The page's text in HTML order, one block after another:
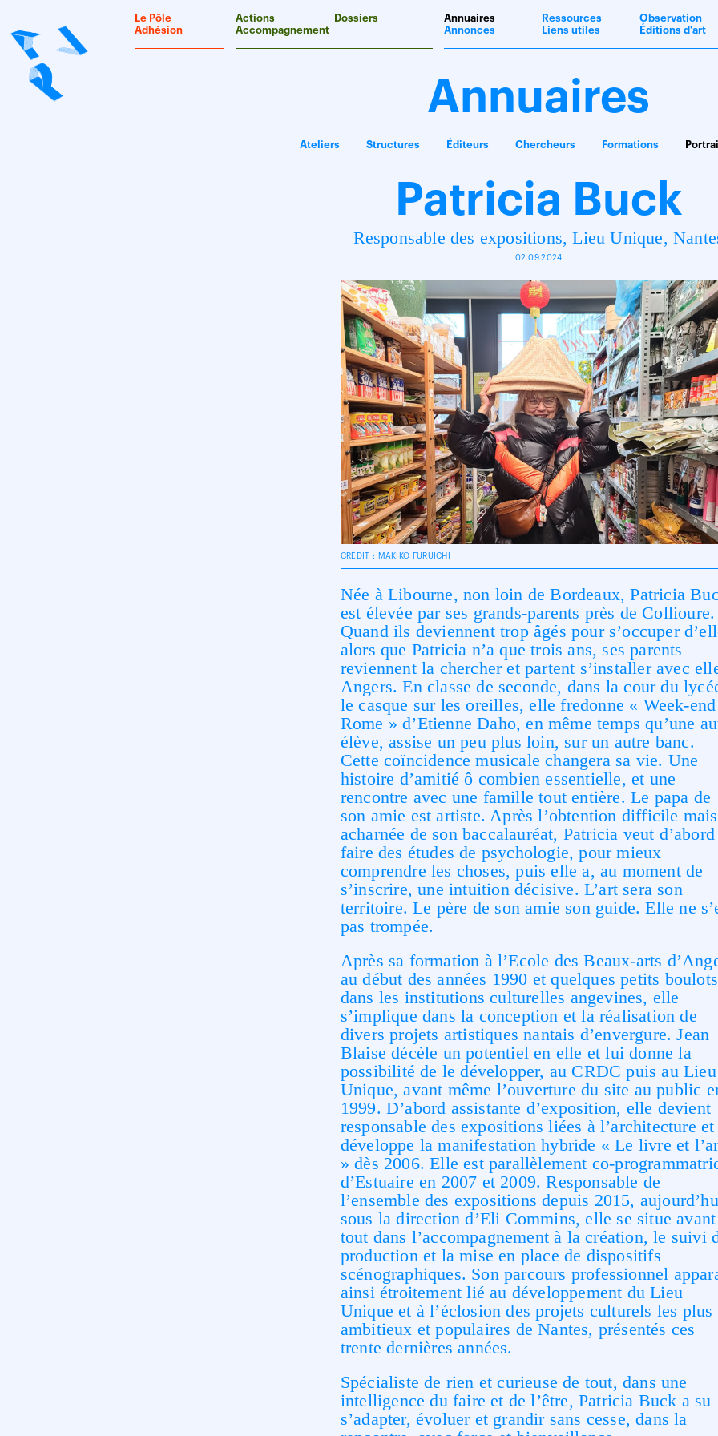
Le Pôle
Adhésion
Actions
Accompagnement
Dossiers
Annuaires
Annonces
Ressources
Liens utiles
Observation
Éditions d'art
Annuaires
Ateliers Structures Éditeurs Chercheurs Formations
Patricia Buck
Responsable des expositions, Lieu Unique,
02.09.2024
CRÉDIT : MAKIKO FURUICHI
Née à Libourne, non loin de Bordeaux, Patricia
est élevée par ses grands-parents près de Collioure.
Quand ils deviennent trop âgés pour s’occuper
alors que Patricia n’a que trois ans, ses parents
reviennent la chercher et partent s’installer avec
Angers. En classe de seconde, dans la cour du
le casque sur les oreilles, elle fredonne « Week-
Rome » d’Etienne Daho, en même temps qu’une
élève, assise un peu plus loin, sur un autre banc.
Cette coïncidence musicale changera sa vie. Une
histoire d’amitié ô combien essentielle, et une
rencontre avec une famille tout entière. Le papa de
son amie est artiste. Après l’obtention difficile mais
acharnée de son baccalauréat, Patricia veut d’abord
faire des études de psychologie, pour mieux
comprendre les choses, puis elle a, au moment de
s’inscrire, une intuition décisive. L’art sera son
territoire. Le père de son amie son guide. Elle ne
pas trompée.
Après sa formation à l’Ecole des Beaux-arts
au début des années 1990 et quelques petits boulots
dans les institutions culturelles angevines, elle
s’implique dans la conception et la réalisation de
divers projets artistiques nantais d’envergure. Jean
Blaise décèle un potentiel en elle et lui donne la
possibilité de le développer, au CRDC puis au Lieu
Unique, avant même l’ouverture du site au public
1999. D’abord assistante d’exposition, elle devient
responsable des expositions liées à l’architecture et
développe la manifestation hybride « Le livre et
» dès 2006. Elle est parallèlement co-
d’Estuaire en 2007 et 2009. Responsable de
l’ensemble des expositions depuis 2015,
sous la direction d’Eli Commins, elle se situe avant
tout dans l’accompagnement à la création, le suivi
production et la mise en place de dispositifs
scénographiques. Son parcours professionnel
ainsi étroitement lié au développement du Lieu
Unique et à l’éclosion des projets culturels les plus
ambitieux et populaires de Nantes, présentés ces
trente dernières années.
Spécialiste de rien et curieuse de tout, dans une
intelligence du faire et de l’être, Patricia Buck a su
s’adapter, évoluer et grandir sans cesse, dans la